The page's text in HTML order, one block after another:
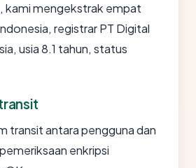
, kami mengekstrak empat
registrar PT Digital
usia 8.1 tahun, status
transit antara pengguna dan
enkripsi